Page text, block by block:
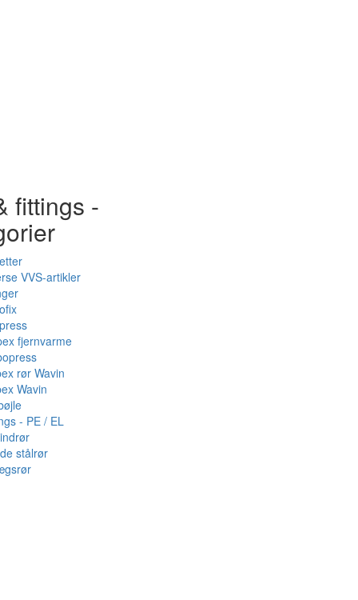
fittings -
VVS-artikler
fjernvarme
rør Wavin
Wavin
- PE / EL
stålrør